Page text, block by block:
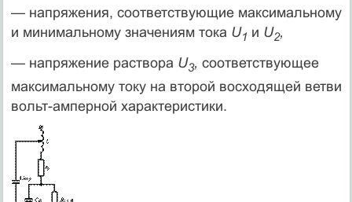
— напряжения, соответствующие максимальному
и минимальному значениям тока U1 и U2,
— напряжение раствора U3, соответствующее
максимальному току на второй восходящей ветви
вольт-амперной характеристики.